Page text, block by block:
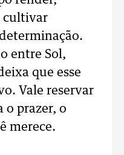
cultivar
entre Sol,
que esse
Vale reservar
o prazer, o
merece.